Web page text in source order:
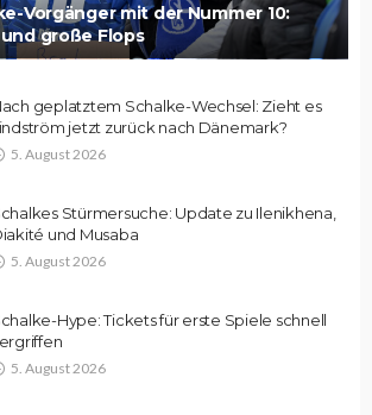
Vorgänger mit der Nummer 10:
große Flops
geplatztem Schalke-Wechsel: Zieht es
jetzt zurück nach Dänemark?
5. August 2026
Stürmersuche: Update zu Ilenikhena,
und Musaba
5. August 2026
Hype: Tickets für erste Spiele schnell
5. August 2026